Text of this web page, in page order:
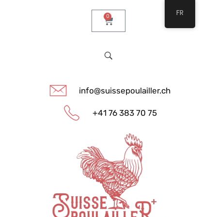
0
info@suissepoulailler.ch
+41 76 383 70 75
FR